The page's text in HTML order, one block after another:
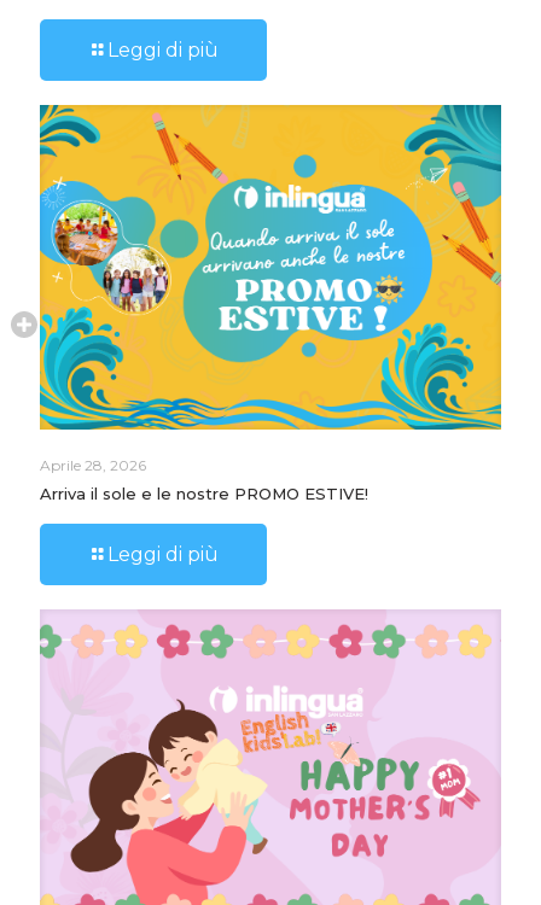
Leggi di più
Aprile 28, 2026
Arriva il sole e le nostre PROMO ESTIVE!
Leggi di più